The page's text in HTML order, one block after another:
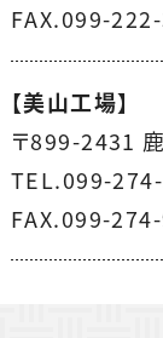
FAX.099-
【美山工場】
〒899-2431
TEL.099-
FAX.099-